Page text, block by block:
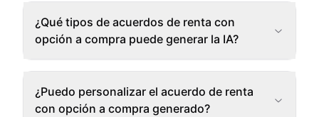
¿Qué tipos de acuerdos de renta con
opción a compra puede generar la IA?
¿Puedo personalizar el acuerdo de renta
con opción a compra generado?